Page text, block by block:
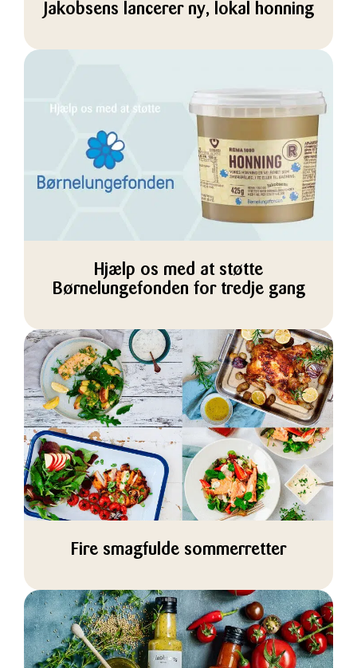
Jakobsens lancerer ny, lokal honning
Hjælp os med at støtte
Børnelungefonden for tredje gang
Fire smagfulde sommerretter